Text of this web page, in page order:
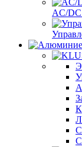
AC/DC